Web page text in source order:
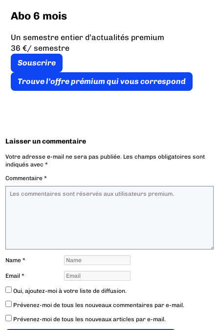
Abo 6 mois
Un semestre entier d’actualités premium
36 €/ semestre
Souscrire
Trouve l’offre prémium qui vous correspond
Laisser un commentaire
Votre adresse e-mail ne sera pas publiée. Les champs obligatoires sont
indiqués avec*
Commentaire*
Name*
Email*
Oui, ajoutez-moi à votre liste de diffusion.
Prévenez-moi de tous les nouveaux commentaires par e-mail.
Prévenez-moi de tous les nouveaux articles par e-mail.